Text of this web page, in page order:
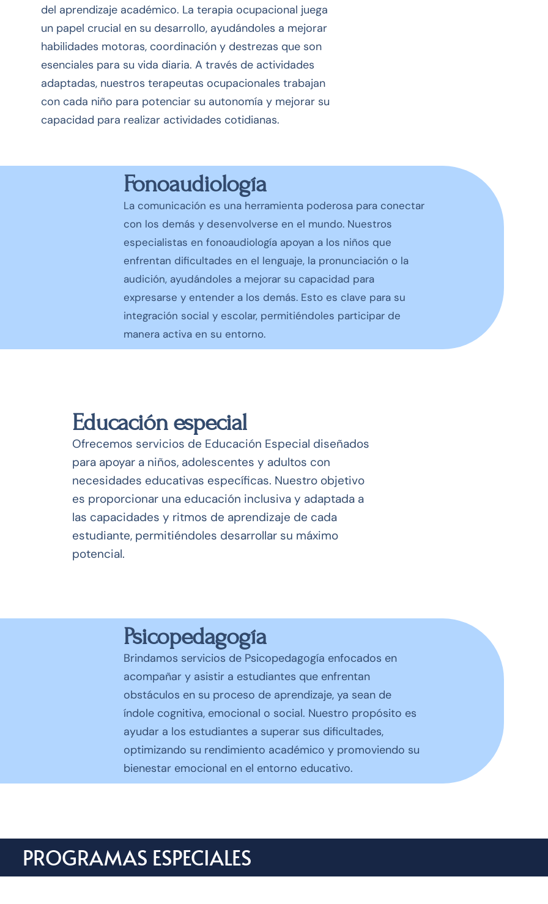
del aprendizaje académico. La terapia ocupacional juega
un papel crucial en su desarrollo, ayudándoles a mejorar
habilidades motoras, coordinación y destrezas que son
esenciales para su vida diaria. A través de actividades
adaptadas, nuestros terapeutas ocupacionales trabajan
con cada niño para potenciar su autonomía y mejorar su
capacidad para realizar actividades cotidianas.
Fonoaudiología
La comunicación es una herramienta poderosa para conectar
con los demás y desenvolverse en el mundo. Nuestros
especialistas en fonoaudiología apoyan a los niños que
enfrentan dificultades en el lenguaje, la pronunciación o la
audición, ayudándoles a mejorar su capacidad para
expresarse y entender a los demás. Esto es clave para su
integración social y escolar, permitiéndoles participar de
manera activa en su entorno.
Educación especial
Ofrecemos servicios de Educación Especial diseñados
para apoyar a niños, adolescentes y adultos con
necesidades educativas específicas. Nuestro objetivo
es proporcionar una educación inclusiva y adaptada a
las capacidades y ritmos de aprendizaje de cada
estudiante, permitiéndoles desarrollar su máximo
potencial.
Psicopedagogía
Brindamos servicios de Psicopedagogía enfocados en
acompañar y asistir a estudiantes que enfrentan
obstáculos en su proceso de aprendizaje, ya sean de
índole cognitiva, emocional o social. Nuestro propósito es
ayudar a los estudiantes a superar sus dificultades,
optimizando su rendimiento académico y promoviendo su
bienestar emocional en el entorno educativo.
PROGRAMAS ESPECIALES